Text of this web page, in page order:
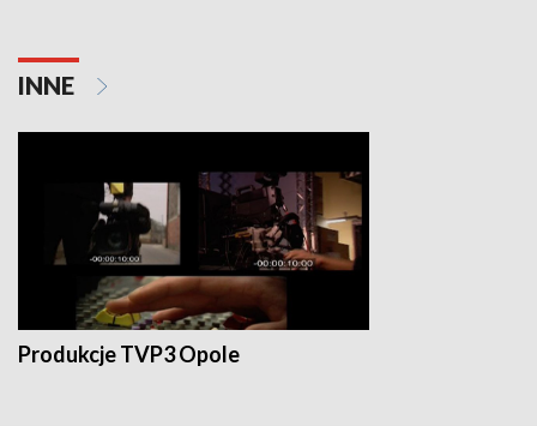
INNE
Produkcje TVP3 Opole